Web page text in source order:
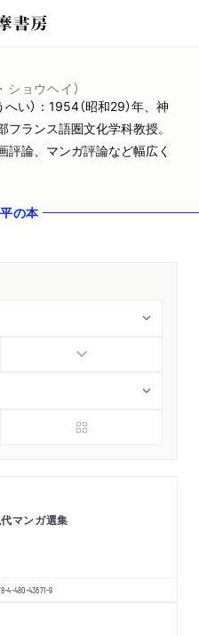
ショウヘイ）
い）：1954（昭和29）年、神
ランス語圏文化学科教授。
評論、マンガ評論など幅広く
の本
マンガ選集
4-480-43671-9